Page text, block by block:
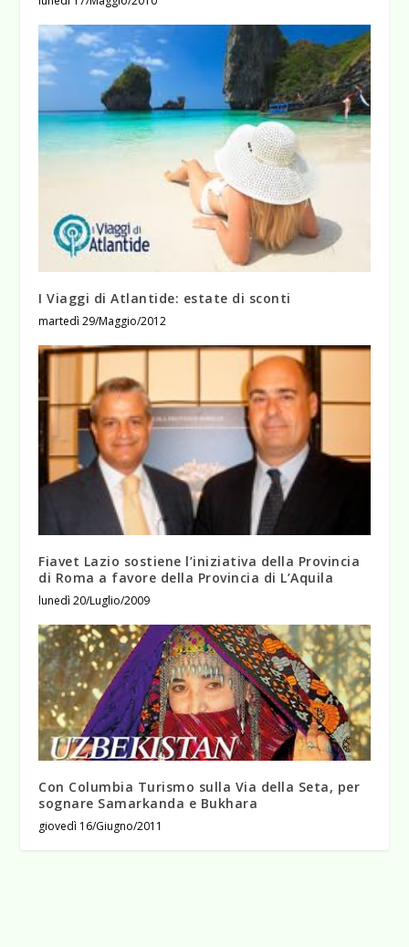
I Viaggi di Atlantide: estate di sconti
martedì 29/Maggio/2012
Fiavet Lazio sostiene l’iniziativa della Provincia
di Roma a favore della Provincia di L’Aquila
lunedì 20/Luglio/2009
Con Columbia Turismo sulla Via della Seta, per
sognare Samarkanda e Bukhara
giovedì 16/Giugno/2011